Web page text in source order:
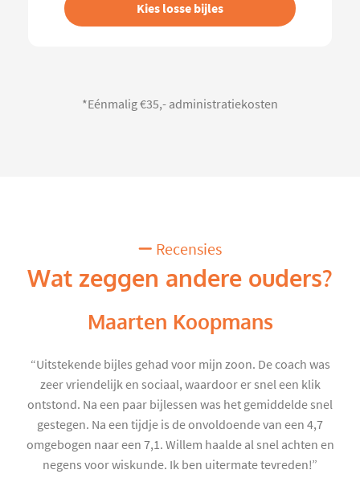
Kies losse bijles
*Eénmalig €35,- administratiekosten
Recensies
Wat zeggen andere ouders?
Maarten Koopmans
“Uitstekende bijles gehad voor mijn zoon. De coach was
zeer vriendelijk en sociaal, waardoor er snel een klik
ontstond. Na een paar bijlessen was het gemiddelde snel
gestegen. Na een tijdje is de onvoldoende van een 4,7
omgebogen naar een 7,1. Willem haalde al snel achten en
negens voor wiskunde. Ik ben uitermate tevreden!”